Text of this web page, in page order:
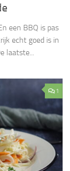
een BBQ is pas
echt goed is in
laatste...
1